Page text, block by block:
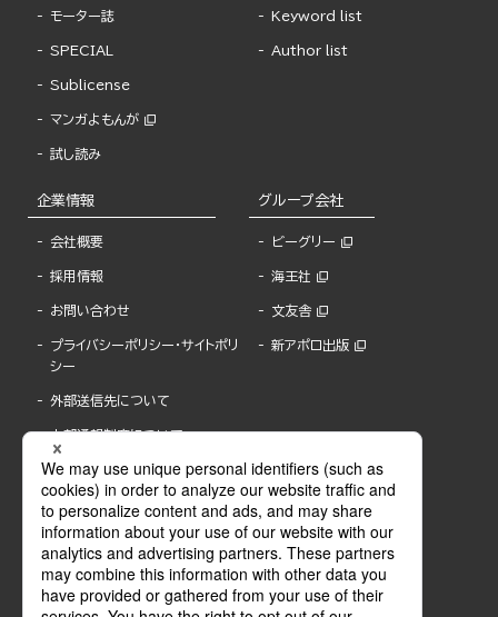
モーター誌
SPECIAL
Sublicense
マンガよもんが
試し読み
Keyword list
Author list
企業情報
会社概要
採用情報
お問い合わせ
プライバシーポリシー・サイトポリ
シー
外部送信先について
内部通報制度について
グループ会社
ビーグリー
海王社
文友舎
新アポロ出版